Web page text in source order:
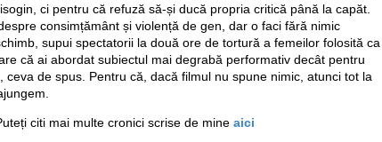
ci pentru că refuză să-și ducă propria critică până la capăt.
consimțământ și violență de gen, dar o faci fără nimic
supui spectatorii la două ore de tortură a femeilor folosită ca
că ai abordat subiectul mai degrabă performativ decât pentru
ceva de spus. Pentru că, dacă filmul nu spune nimic, atunci tot la
citi mai multe cronici scrise de mine aici